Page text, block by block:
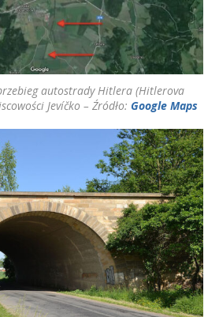
autostrady Hitlera (Hitlerova
Jevíčko – Źródło: Google Maps